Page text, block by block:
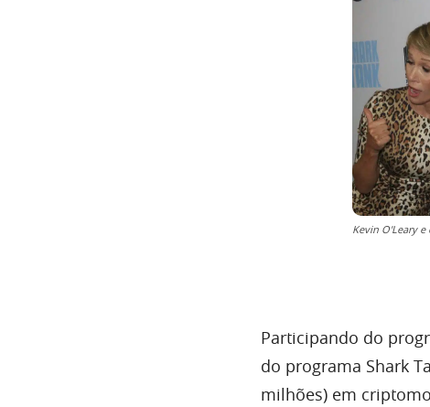
Kevin O'Leary
Participando do
do programa Shark
milhões) em